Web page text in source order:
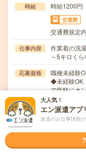
時給 時給1200円
交通費
交通費規定
仕事内容
作業着の洗
～5キロく
応募資格
職種未経験
◆未経験OK
で気軽にオ
職場の雰囲気
年齢層
大人気！
エン派遣アプ
派遣のお仕事情報